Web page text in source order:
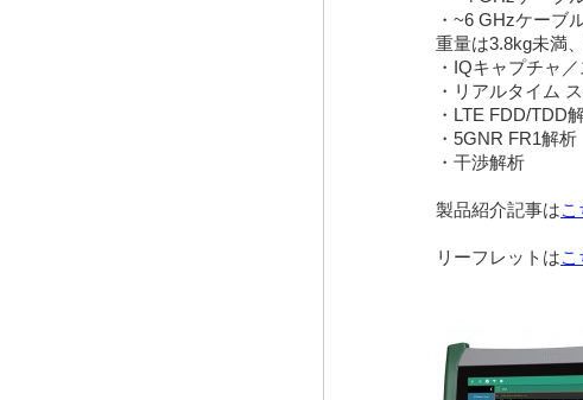
・ ~6 GHzケーブ
重量は3.8kg未満
・
IQキャプチャ
・リアルタイム
・ LTE FDD/TDD
・ 5GNR FR1解析
・干渉解析
製品紹介記事はこ
リーフレットはこ